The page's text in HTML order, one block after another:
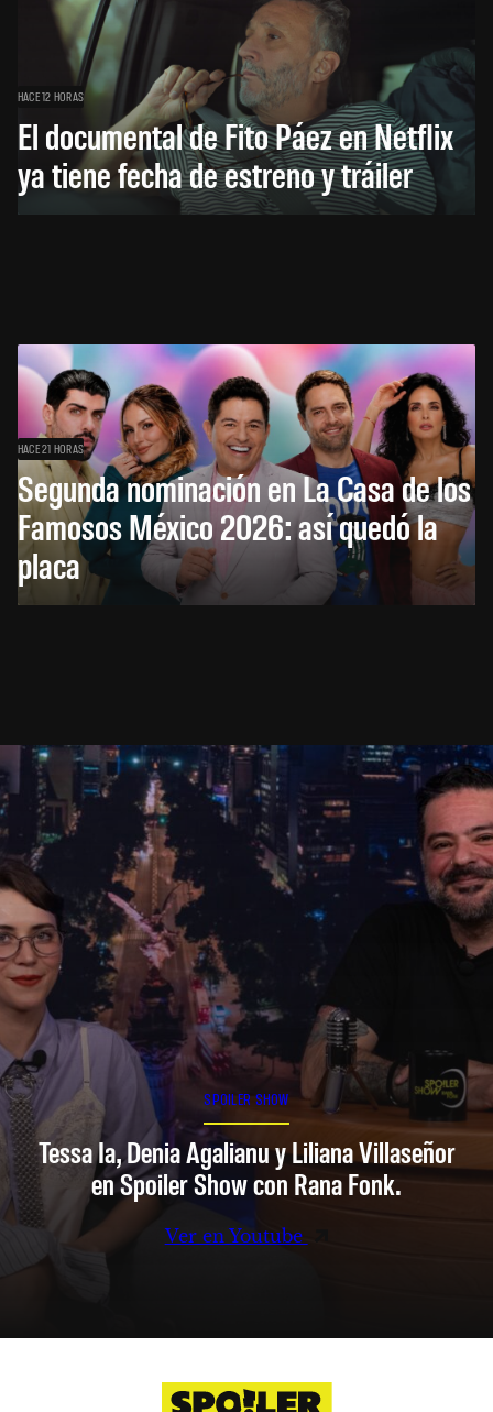
HACE 12 HORAS
El documental de Fito Páez en Netflix
ya tiene fecha de estreno y tráiler
HACE 21 HORAS
Segunda nominación en La Casa de los
Famosos México 2026: así quedó la
placa
SPOILER SHOW
Tessa Ia, Denia Agalianu y Liliana Villaseñor
en Spoiler Show con Rana Fonk.
Ver en Youtube